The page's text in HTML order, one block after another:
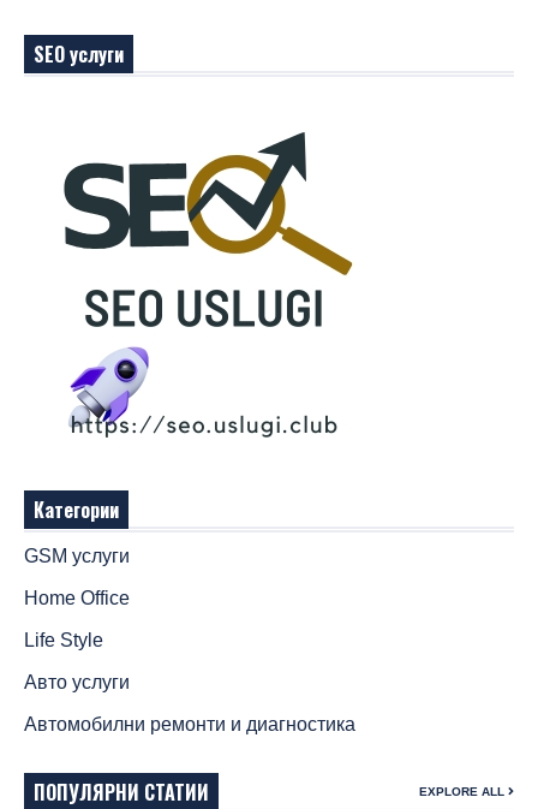
SEO услуги
Категории
GSM услуги
Home Office
Life Style
Авто услуги
Автомобилни ремонти и диагностика
ПОПУЛЯРНИ СТАТИИ EXPLORE ALL